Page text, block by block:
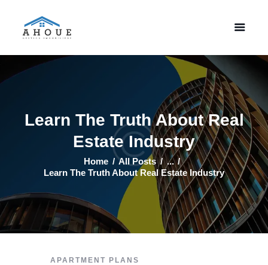
Learn The Truth About Real
Estate Industry
Home All Posts
...
Learn The Truth About Real Estate Industry
A Propos
Contactez Nous
APARTMENT PLANS